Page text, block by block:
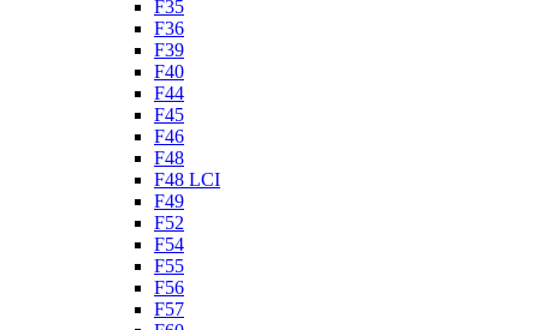
F35
F36
F39
F40
F44
F45
F46
F48
F48 LCI
F49
F52
F54
F55
F56
F57